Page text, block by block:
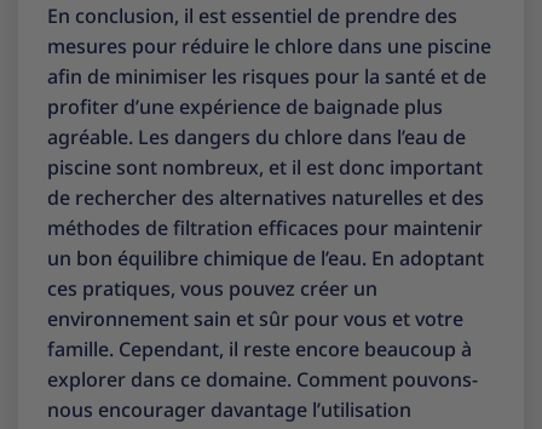
En conclusion, il est essentiel de prendre des
mesures pour réduire le chlore dans une piscine
afin de minimiser les risques pour la santé et de
profiter d’une expérience de baignade plus
agréable. Les dangers du chlore dans l’eau de
piscine sont nombreux, et il est donc important
de rechercher des alternatives naturelles et des
méthodes de filtration efficaces pour maintenir
un bon équilibre chimique de l’eau. En adoptant
ces pratiques, vous pouvez créer un
environnement sain et sûr pour vous et votre
famille. Cependant, il reste encore beaucoup à
explorer dans ce domaine. Comment pouvons-
nous encourager davantage l’utilisation